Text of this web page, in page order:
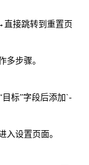
直接跳转到重置页
多步骤。
标”字段后添加`-
入设置页面。